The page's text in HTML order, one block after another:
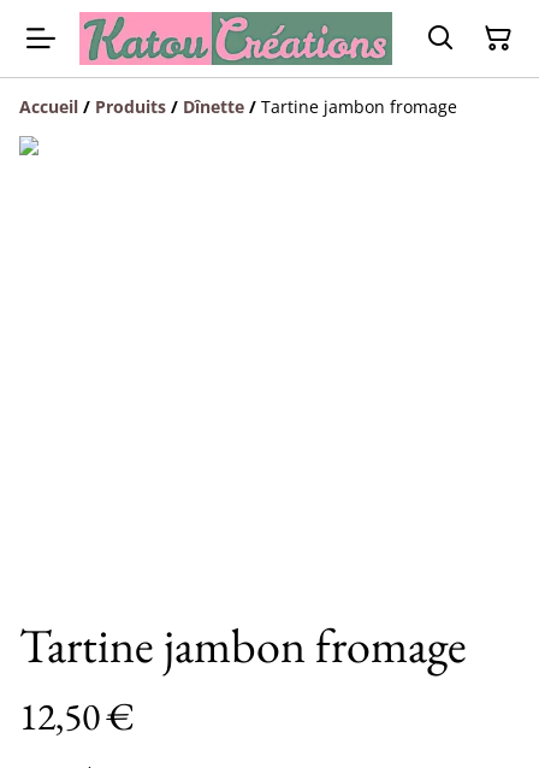
Accueil / Produits / Dînette / Tartine jambon fromage
Tartine jambon fromage
12,50 €